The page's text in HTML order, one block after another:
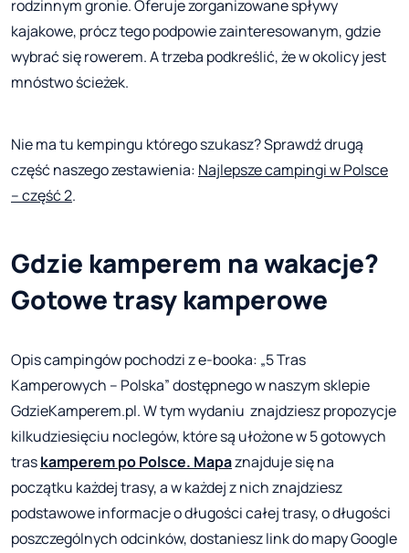
rodzinnym gronie. Oferuje zorganizowane spływy
kajakowe, prócz tego podpowie zainteresowanym, gdzie
wybrać się rowerem. A trzeba podkreślić, że w okolicy jest
mnóstwo ścieżek.
Nie ma tu kempingu którego szukasz? Sprawdź drugą
część naszego zestawienia: Najlepsze campingi w Polsce
– część 2.
Gdzie kamperem na wakacje?
Gotowe trasy kamperowe
Opis campingów pochodzi z e-booka: „5 Tras
Kamperowych – Polska” dostępnego w naszym sklepie
GdzieKamperem.pl. W tym wydaniu znajdziesz propozycje
kilkudziesięciu noclegów, które są ułożone w 5 gotowych
traskamperem po Polsce. Mapaznajduje się na
początku każdej trasy, a w każdej z nich znajdziesz
podstawowe informacje o długości całej trasy, o długości
poszczególnych odcinków, dostaniesz link do mapy Google